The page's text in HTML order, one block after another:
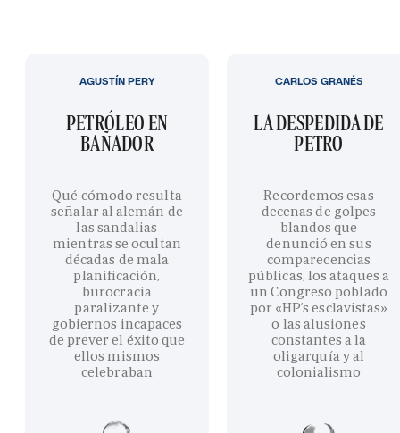
PETRÓLEO EN
BAÑADOR
Qué cómodo resulta
señalar al alemán de
las sandalias
mientras se ocultan
décadas de mala
planificación,
burocracia
paralizante y
gobiernos incapaces
de prever el éxito que
ellos mismos
celebraban
AGUSTÍN PERY
LA DESPEDIDA DE
PETRO
Recordemos esas
decenas de golpes
blandos que
denunció en sus
comparecencias
públicas, los ataques a
un Congreso poblado
por «HP’s esclavistas»
o las alusiones
constantes a la
oligarquía y al
colonialismo
CARLOS GRANÉS